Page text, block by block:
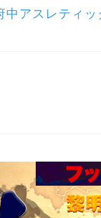
アスレティッ